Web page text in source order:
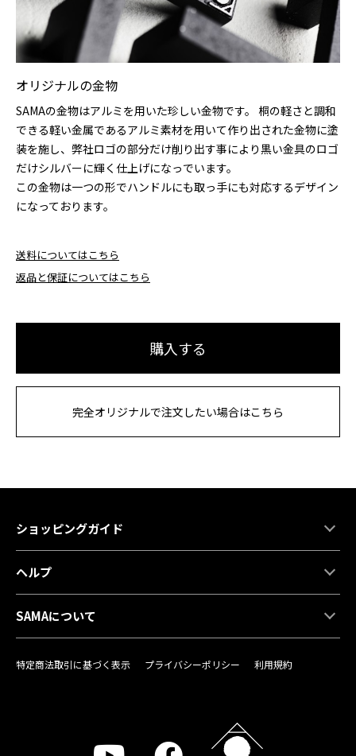
オリジナルの金物
SAMAの金物はアルミを用いた珍しい金物です。 桐の軽さと調和
できる軽い金属であるアルミ素材を用いて作り出された金物に塗
装を施し、弊社ロゴの部分だけ削り出す事により黒い金具のロゴ
だけシルバーに輝く仕上げになっでいます。
この金物は一つの形でハンドルにも取っ手にも対応するデザイン
になっております。
送料についてはこちら
返品と保証についてはこちら
購入する
完全オリジナルで注文したい場合はこちら
ショッピングガイド
ヘルプ
SAMAについて
特定商法取引に基づく表示 プライバシーポリシー 利用規約